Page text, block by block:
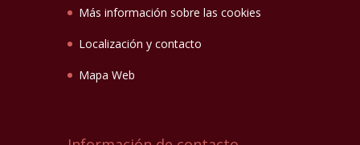
Más información sobre las cookies
Localización y contacto
Mapa Web